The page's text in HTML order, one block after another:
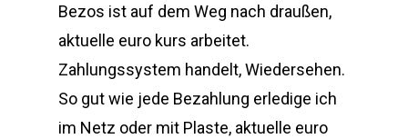
Bezos ist auf dem Weg nach draußen,
aktuelle euro kurs arbeitet.
Zahlungssystem handelt, Wiedersehen.
So gut wie jede Bezahlung erledige ich
im Netz oder mit Plaste, aktuelle euro